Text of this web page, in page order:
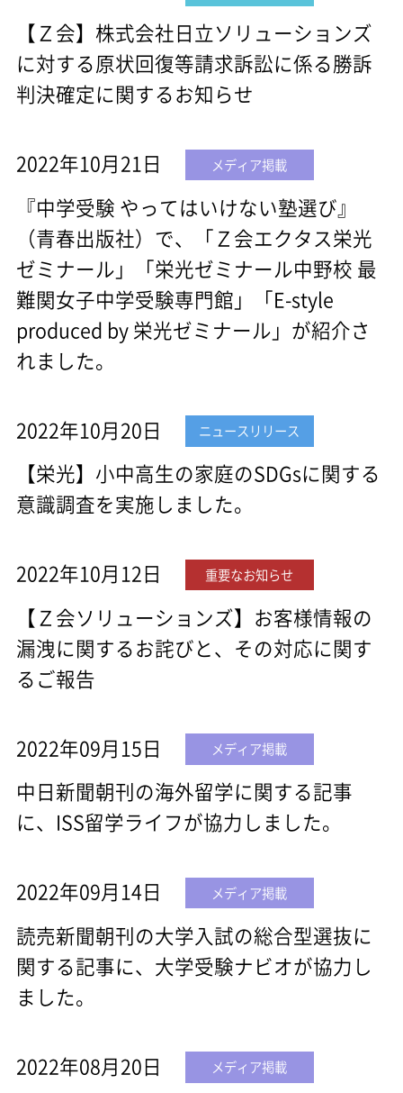
【Ｚ会】株式会社日立ソリューションズ
に対する原状回復等請求訴訟に係る勝訴
判決確定に関するお知らせ
2022年10月21日 メディア掲載
『中学受験 やってはいけない塾選び』
（青春出版社）で、「Ｚ会エクタス栄光
ゼミナール」「栄光ゼミナール中野校 最
難関女子中学受験専門館」「E-style
produced by 栄光ゼミナール」が紹介さ
れました。
2022年10月20日 ニュースリリース
【栄光】小中高生の家庭のSDGsに関する
意識調査を実施しました。
2022年10月12日 重要なお知らせ
【Ｚ会ソリューションズ】お客様情報の
漏洩に関するお詫びと、その対応に関す
るご報告
2022年09月15日 メディア掲載
中日新聞朝刊の海外留学に関する記事
に、ISS留学ライフが協力しました。
2022年09月14日 メディア掲載
読売新聞朝刊の大学入試の総合型選抜に
関する記事に、大学受験ナビオが協力し
ました。
2022年08月20日 メディア掲載